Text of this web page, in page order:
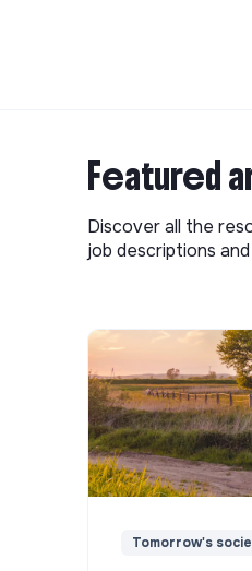
Featured
Discover all the
job descriptions
Tomorrow's